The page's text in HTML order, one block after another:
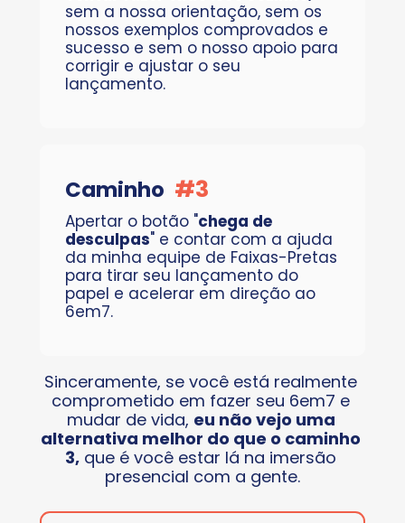
#3
Caminho
Apertar o botão "chega de
desculpas" e contar com a ajuda
da minha equipe de Faixas-Pretas
para tirar seu lançamento do
papel e acelerar em direção ao
6em7.
sem a nossa orientação, sem os
nossos exemplos comprovados e
sucesso e sem o nosso apoio para
corrigir e ajustar o seu
lançamento.
Sinceramente, se você está realmente
comprometido em fazer seu 6em7 e
mudar de vida, eu não vejo uma
alternativa melhor do que o caminho
3, que é você estar lá na imersão
presencial com a gente.